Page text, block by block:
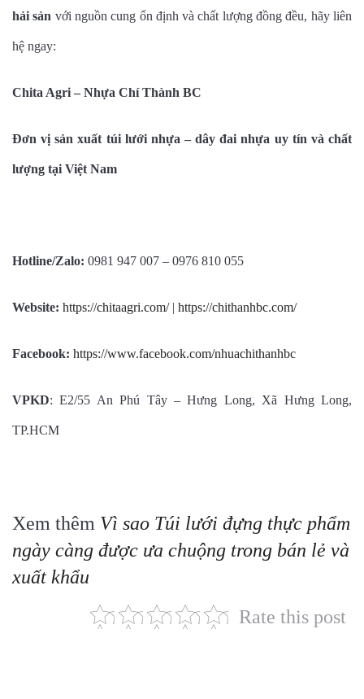
hải sản với nguồn cung ổn định và chất lượng đồng đều, hãy liên
hệ ngay:
Chita Agri – Nhựa Chí Thành BC
Đơn vị sản xuất túi lưới nhựa – dây đai nhựa uy tín và chất
lượng tại Việt Nam
Hotline/Zalo: 0981 947 007 – 0976 810 055
Website: https://chitaagri.com/| https://chithanhbc.com/
Facebook: https://www.facebook.com/nhuachithanhbc
VPKD: E2/55 An Phú Tây – Hưng Long, Xã Hưng Long,
TP.HCM
Xem thêm Vì sao Túi lưới đựng thực phẩm
ngày càng được ưa chuộng trong bán lẻ và
xuất khẩu
Rate this post